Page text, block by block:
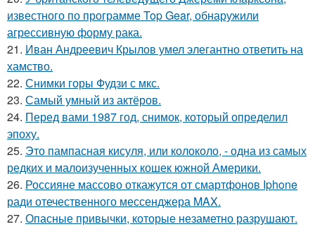
известного по программе Top Gear, обнаружили
агрессивную форму рака.
21. Иван Андреевич Крылов умел элегантно ответить на
хамство.
22. Снимки горы Фудзи с мкс.
23. Самый умный из актёров.
24. Перед вами 1987 год, снимок, который определил
эпоху.
25. Это пампасная кисуля, или колоколо, - одна из самых
редких и малоизученных кошек южной Америки.
26. Россияне массово откажутся от смартфонов Iphone
ради отечественного мессенджера MAX.
27. Опасные привычки, которые незаметно разрушают.